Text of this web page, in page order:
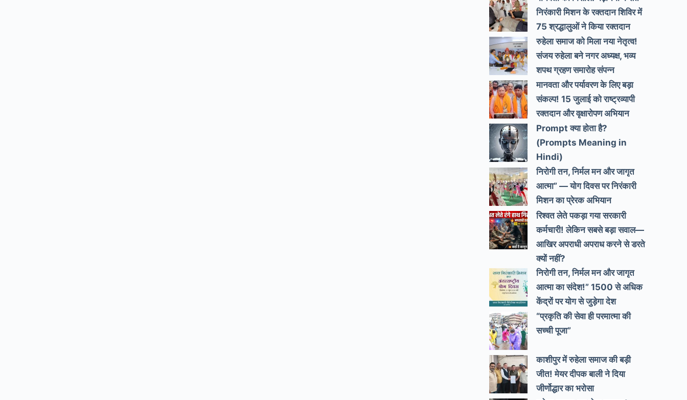
निरंकारी मिशन के रक्तदान शिविर में
75 श्रद्धालुओं ने किया रक्तदान
रुहेला समाज को मिला नया नेतृत्व!
संजय रुहेला बने नगर अध्यक्ष, भव्य
शपथ ग्रहण समारोह संपन्न
मानवता और पर्यावरण के लिए बड़ा
संकल्प! 15 जुलाई को राष्ट्रव्यापी
रक्तदान और वृक्षारोपण अभियान
Prompt क्या होता है?
(Prompts Meaning in
Hindi)
निरोगी तन, निर्मल मन और जागृत
आत्मा” — योग दिवस पर निरंकारी
मिशन का प्रेरक अभियान
रिश्वत लेते पकड़ा गया सरकारी
कर्मचारी! लेकिन सबसे बड़ा सवाल—
आखिर अपराधी अपराध करने से डरते
क्यों नहीं?
निरोगी तन, निर्मल मन और जागृत
आत्मा का संदेश!” 1500 से अधिक
केंद्रों पर योग से जुड़ेगा देश
“प्रकृति की सेवा ही परमात्मा की
सच्ची पूजा”
काशीपुर में रुहेला समाज की बड़ी
जीत! मेयर दीपक बाली ने दिया
जीर्णोद्धार का भरोसा